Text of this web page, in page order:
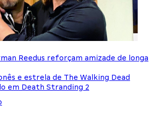
Reedus reforçam amizade de longa
e estrela de The Walking Dead
em Death Stranding 2